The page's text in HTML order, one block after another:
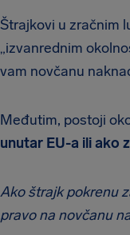
Štrajkovi u zračnim
„izvanrednim
vam novčanu
Međutim, postoji
unutar EU-a ili ako
Ako štrajk pokrenu
pravo na novčanu